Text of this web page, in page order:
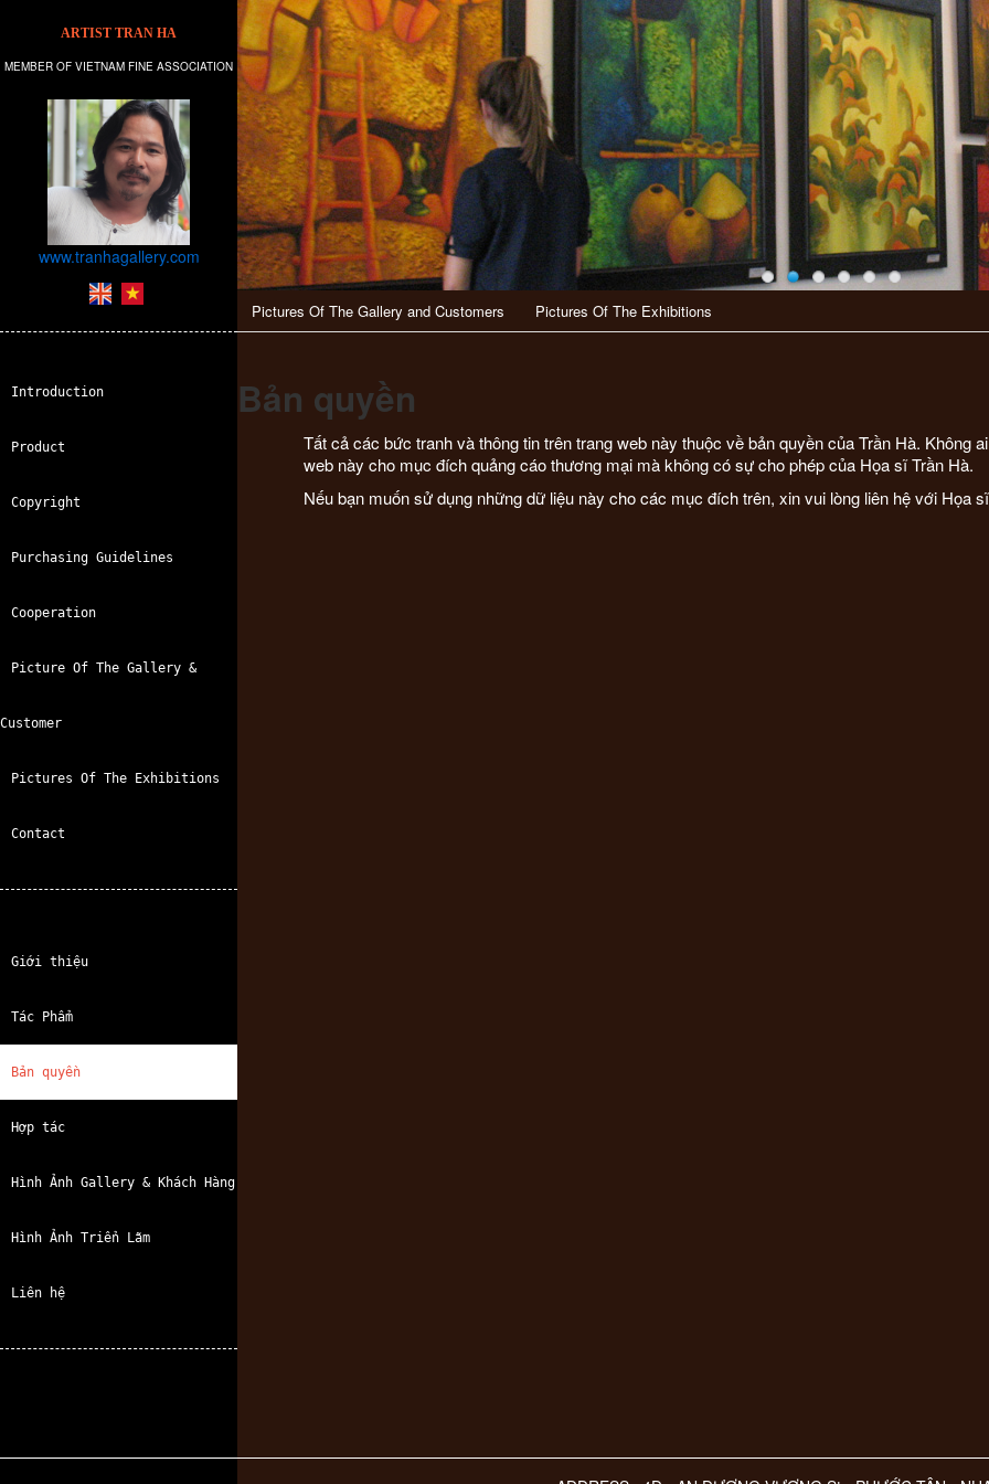
ARTIST TRAN HA
MEMBER OF VIETNAM FINE ASSOCIATION
www.tranhagallery.com
Introduction
Product
Copyright
Purchasing Guidelines
Cooperation
Picture Of The Gallery &
Customer
Pictures Of The Exhibitions
Contact
Giới thiệu
Tác Phẩm
Bản quyền
Hợp tác
Hình Ảnh Gallery & Khách Hàng
Hình Ảnh Triển Lãm
Liên hệ
Pictures Of The Gallery and Customers Pictures Of The Exhibitions
Bản quyền
Tất cả các bức tranh và thông tin trên trang web này thuộc về bản quyền của Trần Hà. Không
web này cho mục đích quảng cáo thương mại mà không có sự cho phép của Họa sĩ Trần Hà.
Nếu bạn muốn sử dụng những dữ liệu này cho các mục đích trên, xin vui lòng liên hệ với Họa